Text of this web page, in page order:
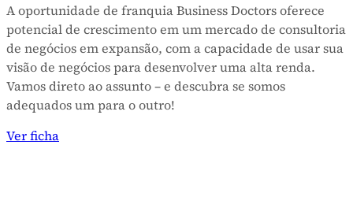
A oportunidade de franquia Business Doctors oferece
potencial de crescimento em um mercado de consultoria
de negócios em expansão, com a capacidade de usar sua
visão de negócios para desenvolver uma alta renda.
Vamos direto ao assunto – e descubra se somos
adequados um para o outro!
Ver ficha